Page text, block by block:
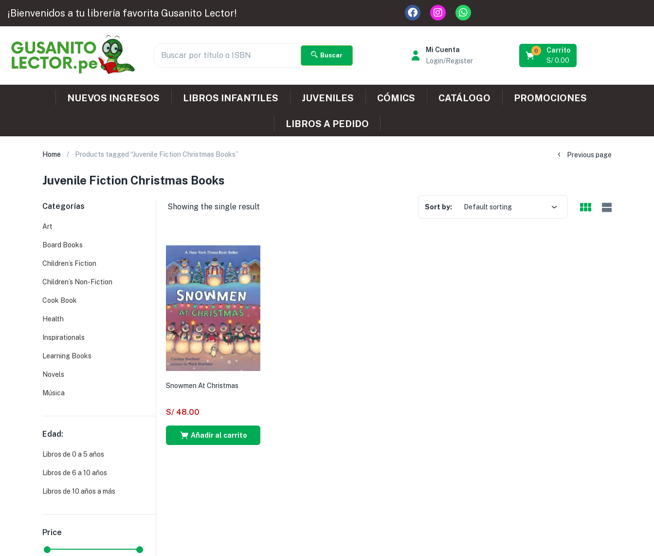
¡Bienvenidos a tu librería favorita Gusanito Lector!
Buscar
Mi Cuenta
Login/Register
Carrito
0
S/0.00
NUEVOS INGRESOS LIBROS INFANTILES JUVENILES CÓMICS CATÁLOGO PROMOCIONES
LIBROS A PEDIDO
Home Products tagged “Juvenile Fiction Christmas Books” Previous page
Juvenile Fiction Christmas Books
Showing the single result Sort by: Default sorting
Snowmen At Christmas
S/ 48.00
Añadir al carrito
Categorías
Art
Board Books
Children’s Fiction
Children’s Non-Fiction
Cook Book
Health
Inspirationals
Learning Books
Novels
Música
Edad:
Libros de 0 a 5 años
Libros de 6 a 10 años
Libros de 10 años a más
Price